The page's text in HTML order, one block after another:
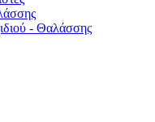
- Θαλάσσης